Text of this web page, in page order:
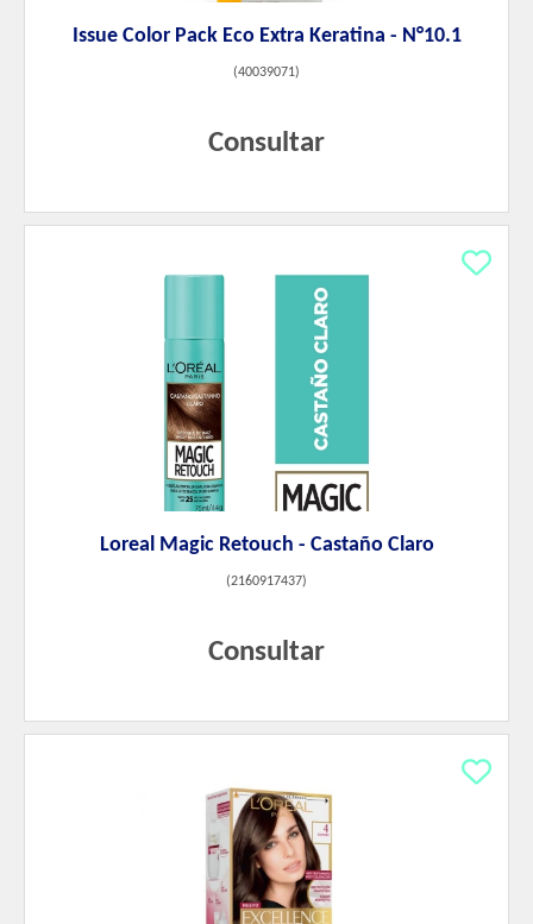
Issue Color Pack Eco Extra Keratina - N°10.1
(40039071)
Consultar
Loreal Magic Retouch - Castaño Claro
(2160917437)
Consultar